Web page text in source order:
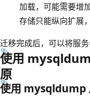
加载，可能需要增
存储只能纵向扩展
迁移完成后，可以将服
使用
原
使用 mysqldump